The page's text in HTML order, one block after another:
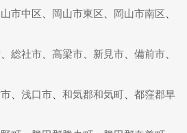
山市中区 岡山市東区 岡山市南区
、総社市 、高梁市 新見市 、備前市
、浅口市 、和気郡和気町 、都窪郡早